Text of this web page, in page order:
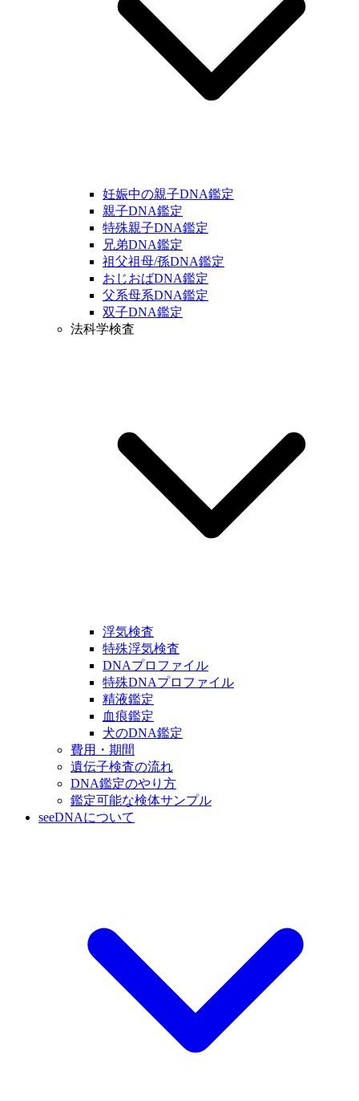
妊娠中の親子DNA鑑定
親子DNA鑑定
特殊親子DNA鑑定
兄弟DNA鑑定
祖父祖母/孫DNA鑑定
おじおばDNA鑑定
父系母系DNA鑑定
双子DNA鑑定
法科学検査
浮気検査
特殊浮気検査
DNAプロファイル
特殊DNAプロファイル
精液鑑定
血痕鑑定
犬のDNA鑑定
費用・期間
遺伝子検査の流れ
DNA鑑定のやり方
鑑定可能な検体サンプル
seeDNAについて